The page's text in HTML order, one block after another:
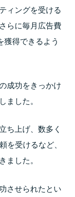
ィングを受ける
らに毎月広告費
獲得できるよう
成功をきっかけ
ました。
ち上げ、数多く
を受けるなど、
ました。
させられたとい